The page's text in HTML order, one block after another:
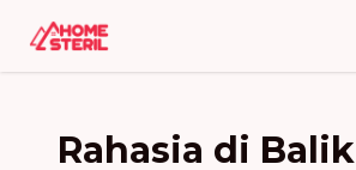
Rahasia di Balik